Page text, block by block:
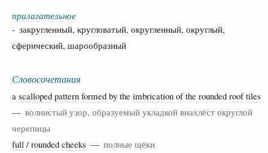
прилагательное
- закругленный, кругловатый, округленный, округлый,
сферический, шарообразный
Словосочетания
a scalloped pattern formed by the imbrication of the rounded roof tiles
— волнистый узор, образуемый укладкой внахлёст округлой
черепицы
full / rounded cheeks — полные щёки